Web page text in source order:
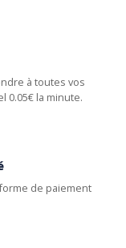
à toutes vos
0.05€ la minute.
de paiement